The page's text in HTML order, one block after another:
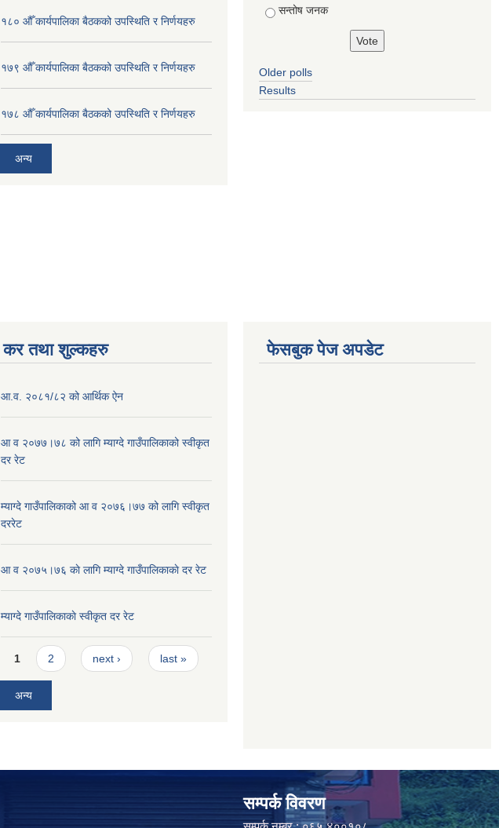
१८० औँ कार्यपालिका बैठकको उपस्थिति र निर्णयहरु
१७९ औँ कार्यपालिका बैठकको उपस्थिति र निर्णयहरु
१७८ औँ कार्यपालिका बैठकको उपस्थिति र निर्णयहरु
अन्य
सन्तोष जनक
Older polls
Results
कर तथा शुल्कहरु
आ.व. २०८१/८२ को आर्थिक ऐन
आ व २०७७।७८ को लागि म्याग्दे गाउँपालिकाको स्वीकृत
दर रेट
म्याग्दे गाउँपालिकाको आ व २०७६।७७ को लागि स्वीकृत
दररेट
आ व २०७५।७६ काे लागि म्याग्दे गाउँपालिकाकाे दर रेट
म्याग्दे गाउँपालिकाकाे स्वीकृत दर रेट
Pages
1 2 next › last »
अन्य
फेसबुक पेज अपडेट
सम्पर्क विवरण